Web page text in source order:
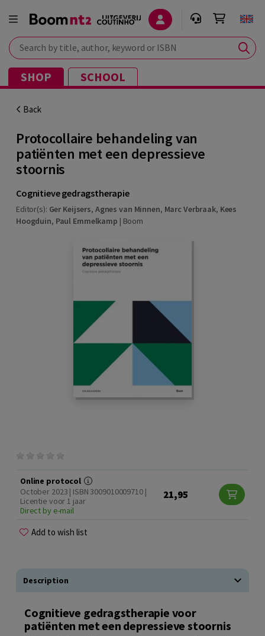
Search by title, author, keyword or ISBN
SHOP SCHOOL
Back
Protocollaire behandeling van
patiënten met een depressieve
stoornis
Cognitieve gedragstherapie
Editor(s): Ger Keijsers, Agnes van Minnen, Marc Verbraak, Kees
Hoogduin, Paul Emmelkamp | Boom
Online protocol
October 2023 | ISBN 3009010009710 |
Licentie voor 1 jaar
Direct by e-mail
21,95
Add to wish list
Description
Cognitieve gedragstherapie voor
patiënten met een depressieve stoornis